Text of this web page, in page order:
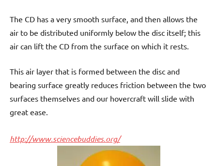
The CD has a very smooth surface, and then allows the
air to be distributed uniformly below the disc itself; this
air can lift the CD from the surface on which it rests.
This air layer that is formed between the disc and
bearing surface greatly reduces friction between the two
surfaces themselves and our hovercraft will slide with
great ease.
http://www.sciencebuddies.org/